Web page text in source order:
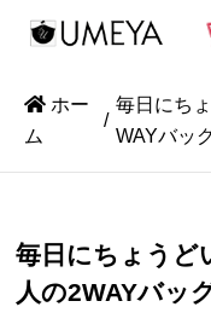
ホー
ム
毎日にち
WAYバッ
毎日にちょうど
人の2WAYバッ